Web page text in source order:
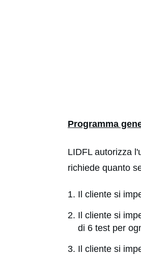
Programma
LIDFL autorizza
richiede quanto
Il cliente si
Il cliente si
di 6 test per
Il cliente si